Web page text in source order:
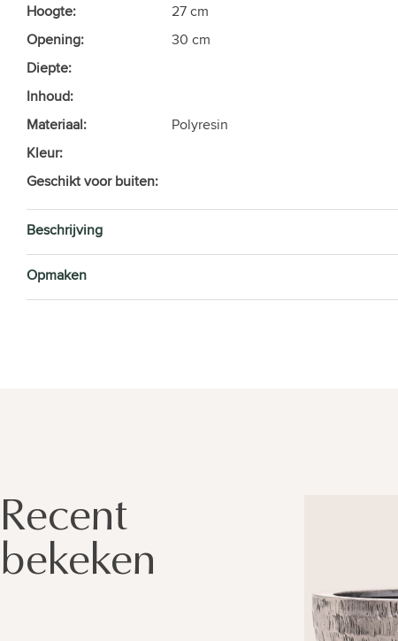
Hoogte:
27 cm
Opening:
30 cm
Diepte:
Inhoud:
Materiaal:
Polyresin
Kleur:
Geschikt voor buiten:
Beschrijving
Opmaken
Recent
bekeken